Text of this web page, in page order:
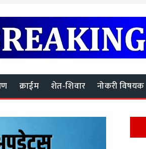
क्राईम शेत-शिवार नोकरी विषयक